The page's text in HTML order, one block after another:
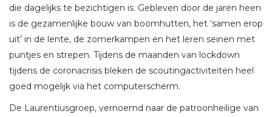
die dagelijks te bezichtigen is. Gebleven door de jaren heen
is de gezamenlijke bouw van boomhutten, het ‘samen erop
uit’ in de lente, de zomerkampen en het leren seinen met
puntjes en strepen. Tijdens de maanden van lockdown
tijdens de coronacrisis bleken de scoutingactiviteiten heel
goed mogelijk via het computerscherm.
De Laurentiusgroep, vernoemd naar de patroonheilige van